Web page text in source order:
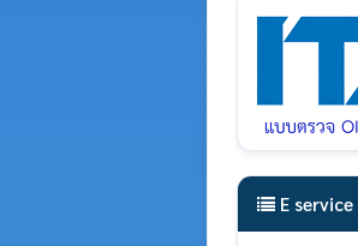
E service